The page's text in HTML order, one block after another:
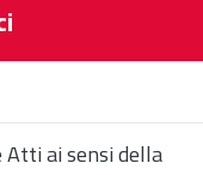
Atti ai sensi della